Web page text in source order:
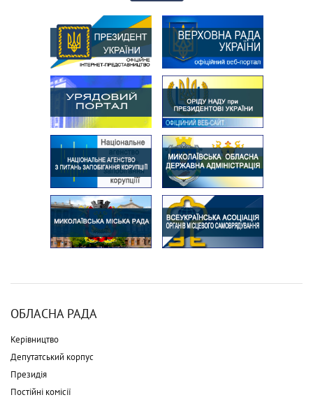
ОБЛАСНА РАДА
Керівництво
Депутатський корпус
Президія
Постійні комісії